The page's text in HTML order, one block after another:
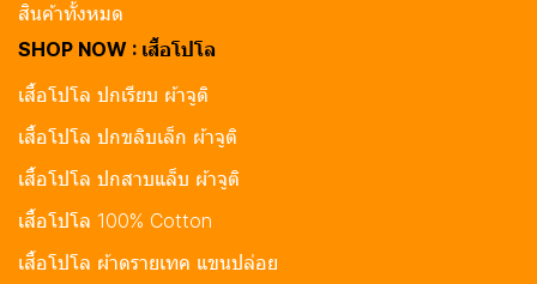
สินค้าทั้งหมด
SHOP NOW : เสื้อโปโล
เสื้อโปโล ปกเรียบ ผ้าจูติ
เสื้อโปโล ปกขลิบเล็ก ผ้าจูติ
เสื้อโปโล ปกสาบแล็บ ผ้าจูติ
เสื้อโปโล 100% Cotton
เสื้อโปโล ผ้าดรายเทค แขนปล่อย